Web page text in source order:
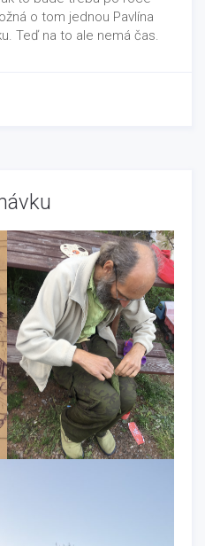
o tom jednou Pavlína
Teď na to ale nemá čas.